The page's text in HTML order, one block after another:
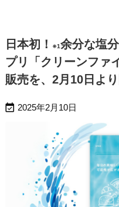
日本初！ ※1余分な塩
プリ「クリーンファ
販売を、2月10日より
 2025年2月10日